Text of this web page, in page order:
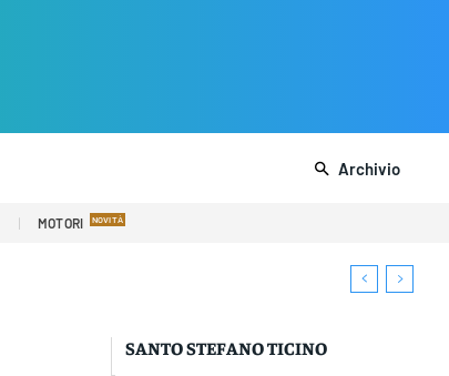
Archivio
MOTORI
SANTO STEFANO TICINO